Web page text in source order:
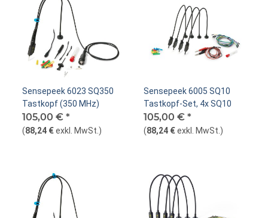
Sensepeek 6023 SQ350
Tastkopf (350 MHz)
105,00 € *
(88,24 €exkl. MwSt. )
Sensepeek 6005 SQ10
Tastkopf-Set, 4x SQ10
105,00 € *
(88,24 €exkl. MwSt. )